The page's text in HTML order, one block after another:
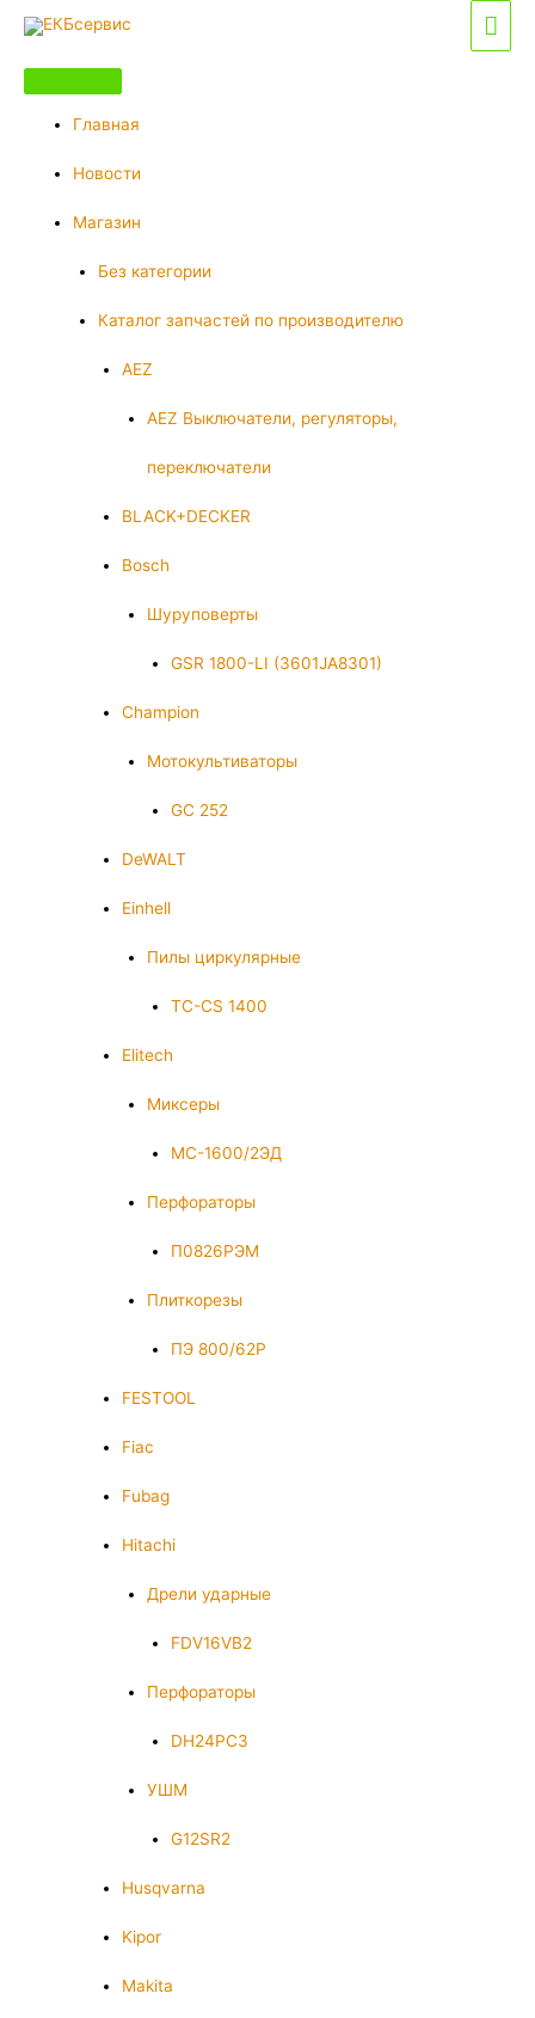
Перейти
содержимому
Главная
Новости
Магазин
Без категории
Каталог запчастей по производителю
AEZ
AEZ Выключатели, регуляторы,
переключатели
BLACK+DECKER
Bosch
Шуруповерты
GSR 1800-LI (3601JA8301)
Champion
Мотокультиваторы
GC 252
DeWALT
Einhell
Пилы циркулярные
TC-CS 1400
Elitech
Миксеры
МС-1600/2ЭД
Перфораторы
П0826РЭМ
Плиткорезы
ПЭ 800/62Р
FESTOOL
Fiac
Fubag
Hitachi
Дрели ударные
FDV16VB2
Перфораторы
DH24PC3
УШМ
G12SR2
Husqvarna
Kipor
Makita